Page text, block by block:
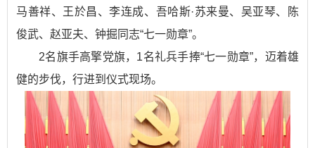
马善祥、王於昌、李连成、吾哈斯·苏来曼、吴亚琴、陈
俊武、赵亚夫、钟掘同志“七一勋章”。
2名旗手高擎党旗，1名礼兵手捧“七一勋章”，迈着雄
健的步伐，行进到仪式现场。